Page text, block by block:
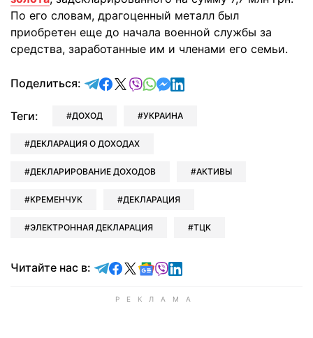
По его словам, драгоценный металл был
приобретен еще до начала военной службы за
средства, заработанные им и членами его семьи.
Поделиться: отправить в Telegram
поделиться в Facebook
поделиться в X
отправить в Viber
отправить в Whatsapp
отправить в Messenger
отправить в LinkedIn
Теги: ДОХОД УКРАИНА
ДЕКЛАРАЦИЯ О ДОХОДАХ
ДЕКЛАРИРОВАНИЕ ДОХОДОВ АКТИВЫ
КРЕМЕНЧУК ДЕКЛАРАЦИЯ
ЭЛЕКТРОННАЯ ДЕКЛАРАЦИЯ ТЦК
Читайте нас в: Читайте в Telegram
Читайте в Facebook
Читайте в X
Читайте в Google news
Читайте в Viber
Читайте в LinkedIn